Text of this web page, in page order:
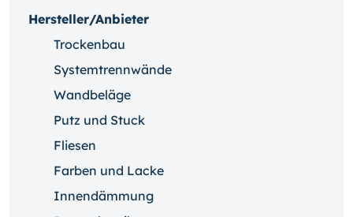
Hersteller/Anbieter
Trockenbau
Systemtrennwände
Wandbeläge
Putz und Stuck
Fliesen
Farben und Lacke
Innendämmung